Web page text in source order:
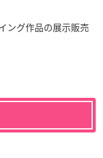
ング作品の展示販売